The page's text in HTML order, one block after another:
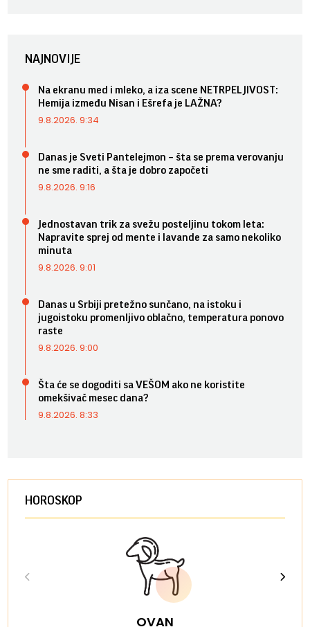
NAJNOVIJE
Na ekranu med i mleko, a iza scene NETRPELJIVOST:
Hemija između Nisan i Ešrefa je LAŽNA?
9.8.2026. 9:34
Danas je Sveti Pantelejmon – šta se prema verovanju
ne sme raditi, a šta je dobro započeti
9.8.2026. 9:16
Jednostavan trik za svežu posteljinu tokom leta:
Napravite sprej od mente i lavande za samo nekoliko
minuta
9.8.2026. 9:01
Danas u Srbiji pretežno sunčano, na istoku i
jugoistoku promenljivo oblačno, temperatura ponovo
raste
9.8.2026. 9:00
Šta će se dogoditi sa VEŠOM ako ne koristite
omekšivač mesec dana?
9.8.2026. 8:33
HOROSKOP
OVAN